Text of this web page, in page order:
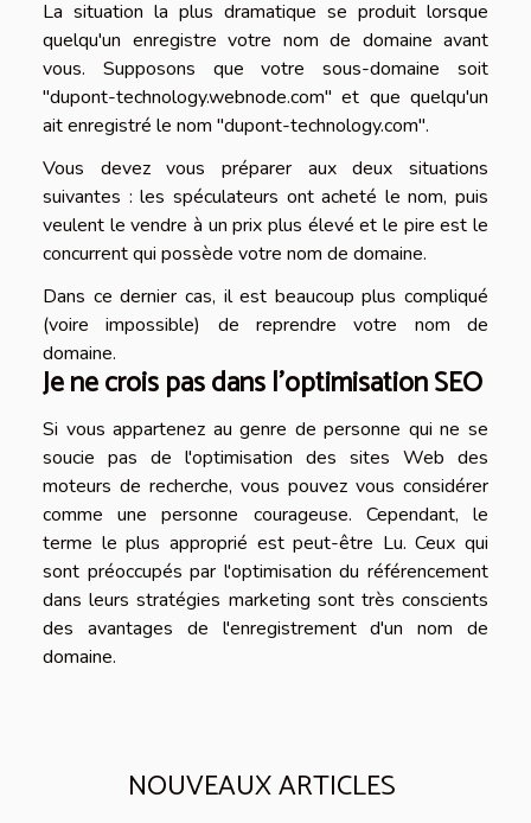
La situation la plus dramatique se produit lorsque
quelqu'un enregistre votre nom de domaine avant
vous. Supposons que votre sous-domaine soit
"dupont-technology.webnode.com" et que quelqu'un
ait enregistré le nom "dupont-technology.com".
Vous devez vous préparer aux deux situations
suivantes : les spéculateurs ont acheté le nom, puis
veulent le vendre à un prix plus élevé et le pire est le
concurrent qui possède votre nom de domaine.
Dans ce dernier cas, il est beaucoup plus compliqué
(voire impossible) de reprendre votre nom de
domaine.
Je ne crois pas dans l’optimisation SEO
Si vous appartenez au genre de personne qui ne se
soucie pas de l'optimisation des sites Web des
moteurs de recherche, vous pouvez vous considérer
comme une personne courageuse. Cependant, le
terme le plus approprié est peut-être Lu. Ceux qui
sont préoccupés par l'optimisation du référencement
dans leurs stratégies marketing sont très conscients
des avantages de l'enregistrement d'un nom de
domaine.
NOUVEAUX ARTICLES